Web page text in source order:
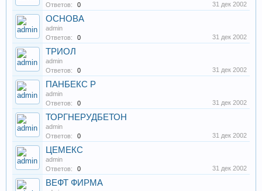
Ответов:
0 31 дек 2002
ОСНОВА
admin
Ответов:
0 31 дек 2002
ТРИОЛ
admin
Ответов:
0 31 дек 2002
ПАНБЕКС Р
admin
Ответов:
0 31 дек 2002
ТОРГНЕРУДБЕТОН
admin
Ответов:
0 31 дек 2002
ЦЕМЕКС
admin
Ответов:
0 31 дек 2002
ВЕФТ ФИРМА